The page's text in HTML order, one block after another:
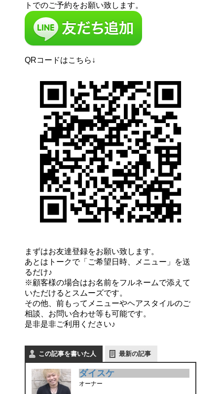
トでのご予約をお願い致します。
QRコードはこちら↓
まずはお友達登録をお願い致します。
あとはトークで「ご希望日時、メニュー」を送
るだけ♪
※顧客様の場合はお名前をフルネームで添えて
いただけるとスムーズです。
その他、前もってメニューやヘアスタイルのご
相談、お問い合わせ等も可能です。
是非是非ご利用ください♪
この記事を書いた人 最新の記事
ダイスケ
オーナー